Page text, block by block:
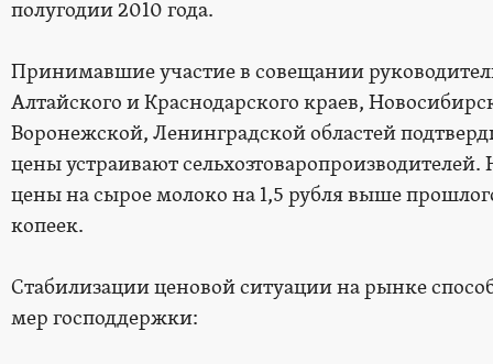
полугодии 2010 года.
Принимавшие участие в совещании
Алтайского и Краснодарского краев,
Воронежской, Ленинградской областей
цены устраивают
цены на сырое молоко на 1,5 рубля выше
копеек.
Стабилизации ценовой ситуации на рынке
мер господдержки: